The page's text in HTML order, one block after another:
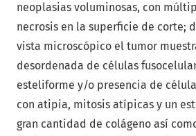
neoplasias voluminosas, con
necrosis en la superficie de corte;
vista microscópico el tumor
desordenada de células
esteliforme y/o presencia de
con atipia, mitosis atípicas y un
gran cantidad de colágeno así